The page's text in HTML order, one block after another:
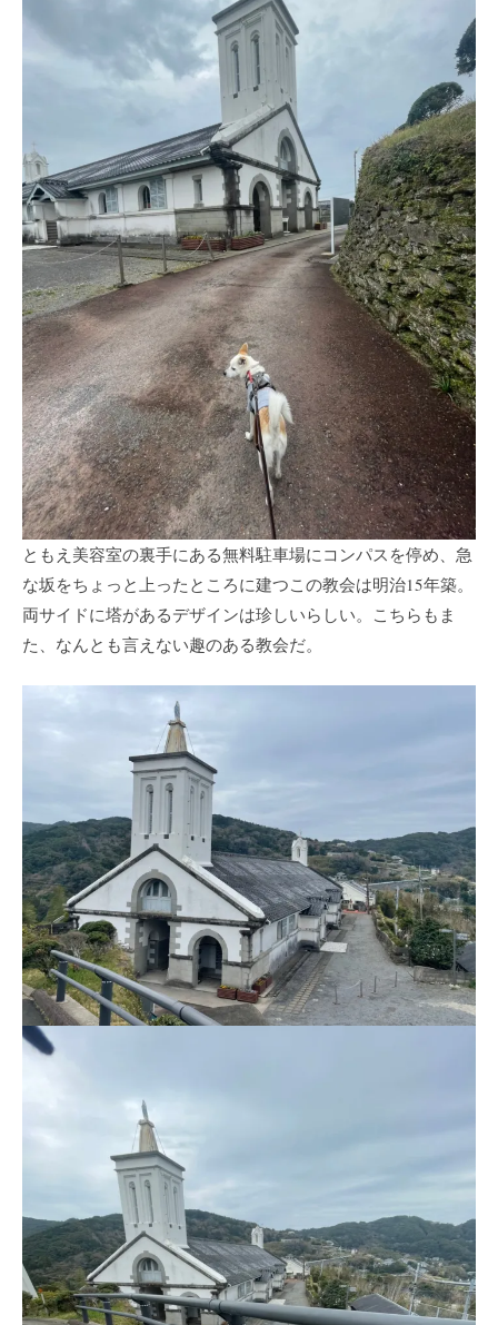
ともえ美容室の裏手にある無料駐車場にコンパスを停め、急
な坂をちょっと上ったところに建つこの教会は明治15年築。
両サイドに塔があるデザインは珍しいらしい。こちらもま
た、なんとも言えない趣のある教会だ。